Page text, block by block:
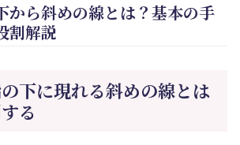
から斜めの線とは？基本の手
割解説
下に現れる斜めの線とは
る